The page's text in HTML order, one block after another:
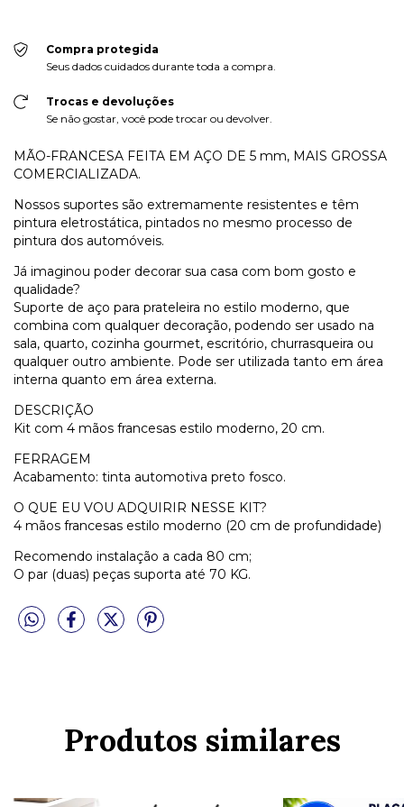
Compra protegida
Seus dados cuidados durante toda a compra.
Trocas e devoluções
Se não gostar, você pode trocar ou devolver.
MÃO-FRANCESA FEITA EM AÇO DE 5 mm, MAIS GROSSA
COMERCIALIZADA.
Nossos suportes são extremamente resistentes e têm
pintura eletrostática, pintados no mesmo processo de
pintura dos automóveis.
Já imaginou poder decorar sua casa com bom gosto e
qualidade?
Suporte de aço para prateleira no estilo moderno, que
combina com qualquer decoração, podendo ser usado na
sala, quarto, cozinha gourmet, escritório, churrasqueira ou
qualquer outro ambiente. Pode ser utilizada tanto em área
interna quanto em área externa.
DESCRIÇÃO
Kit com 4 mãos francesas estilo moderno, 20 cm.
FERRAGEM
Acabamento: tinta automotiva preto fosco.
O QUE EU VOU ADQUIRIR NESSE KIT?
4 mãos francesas estilo moderno (20 cm de profundidade)
Recomendo instalação a cada 80 cm;
O par (duas) peças suporta até 70 KG.
Produtos similares